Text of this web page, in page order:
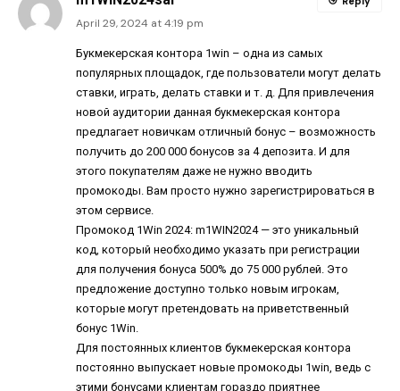
April 29, 2024 at 4:19 pm
Букмекерская контора 1win – одна из самых
популярных площадок, где пользователи могут делать
ставки, играть, делать ставки и т. д. Для привлечения
новой аудитории данная букмекерская контора
предлагает новичкам отличный бонус – возможность
получить до 200 000 бонусов за 4 депозита. И для
этого покупателям даже не нужно вводить
промокоды. Вам просто нужно зарегистрироваться в
этом сервисе.
Промокод 1Win 2024: m1WIN2024 — это уникальный
код, который необходимо указать при регистрации
для получения бонуса 500% до 75 000 рублей. Это
предложение доступно только новым игрокам,
которые могут претендовать на приветственный
бонус 1Win.
Для постоянных клиентов букмекерская контора
постоянно выпускает новые промокоды 1win, ведь с
этими бонусами клиентам гораздо приятнее